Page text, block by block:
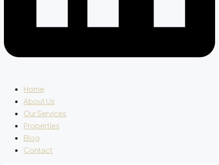
Home
About Us
Our Services
Properties
Blog
Contact